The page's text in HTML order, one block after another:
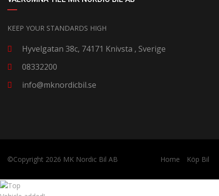
KEEP YOUR STANDARDS HIGH
Hyvelgatan 38c, 74171 Knivsta , Sverige
08332200
info@mknordicbil.se
©Copyright 2026 MK Nordic Bil AB Home Köp Bil